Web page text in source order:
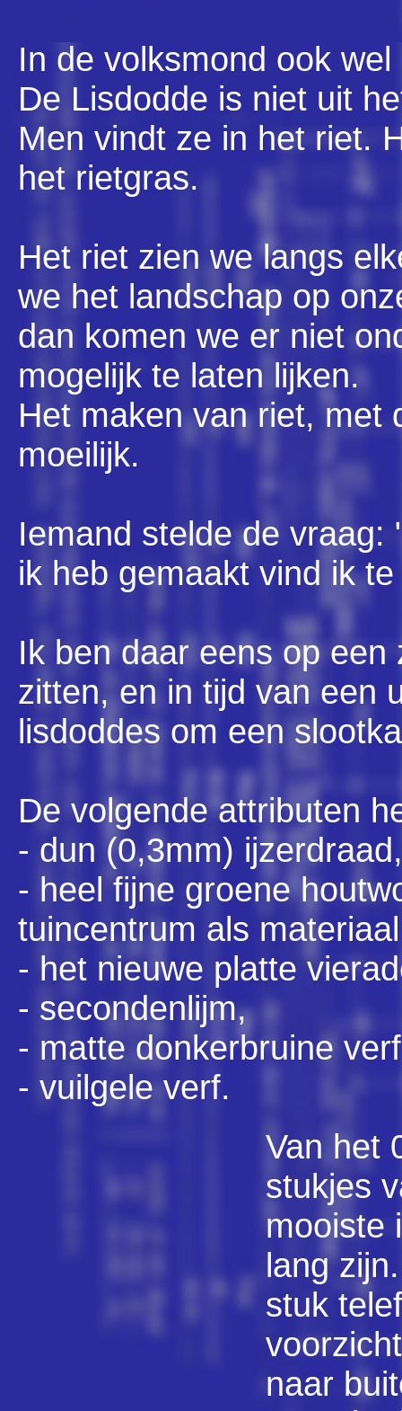
In de volksmond ook
De Lisdodde is niet uit
Men vindt ze in het riet.
het rietgras.
Het riet zien we langs
we het landschap op
dan komen we er niet
mogelijk te laten lijken.
Het maken van riet, met
moeilijk.
Iemand stelde de
ik heb gemaakt vind ik
Ik ben daar eens op
zitten, en in tijd van een
lisdoddes om een
De volgende attributen
- dun (0,3mm) ijzerdraad,
- heel fijne groene
tuincentrum als
- het nieuwe platte
- secondenlijm,
- matte donkerbruine
- vuilgele verf.
Van het
stukjes
mooiste
lang
stuk
naar